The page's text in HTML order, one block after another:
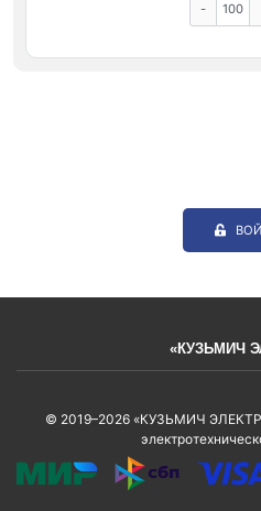
-
«КУЗЬМИЧ
© 2019–2026 «КУЗЬМИЧ